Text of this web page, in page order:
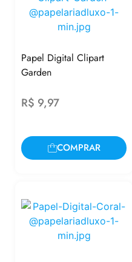
Papel Digital Clipart
Garden
R$ 9,97
COMPRAR